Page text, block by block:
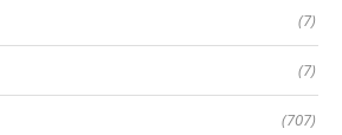
(7)
(7)
(707)